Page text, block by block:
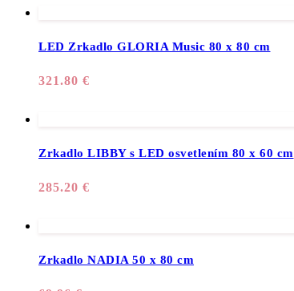
LED Zrkadlo GLORIA Music 80 x 80 cm
321.80 €
Zrkadlo LIBBY s LED osvetlením 80 x 60 cm
285.20 €
Zrkadlo NADIA 50 x 80 cm